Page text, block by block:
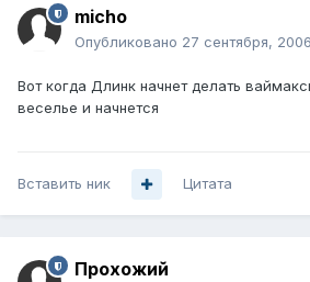
micho
Опубликовано 27 сентября, 2006
Вот когда Длинк начнет делать
веселье и начнется
Вставить ник Цитата
Прохожий